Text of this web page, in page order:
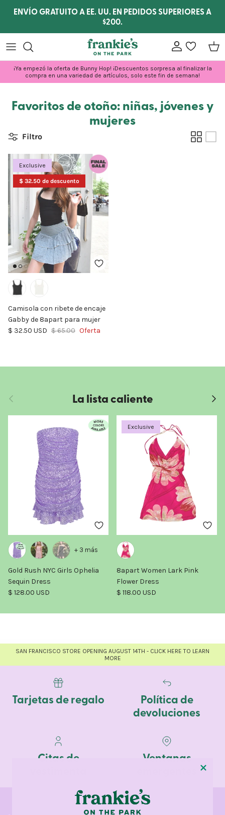
Ir al contenido
ENVÍO GRATUITO A EE. UU. EN PEDIDOS SUPERIORES A
$200.
Cuentalista de
¡Ya empezó la oferta de Bunny Hop! ¡Descuentos sorpresa al finalizar la
compra en una variedad de artículos, solo este fin de semana!
Favoritos de otoño: niñas, jóvenes y
mujeres
Filtro
Exclusive
$ 32.50 de descuento
Camisola con ribete de encaje
Gabby de 8apart para mujer
Precio de venta
$ 32.50 USD Precio normal
$ 65.00 Oferta
Anterior La lista caliente
Gold Rush NYC Girls Ophelia
Sequin Dress
Precio normal
$ 128.00 USD
+ 3 más
Exclusive
8apart Women Lark Pink
Flower Dress
Precio normal
$ 118.00 USD
SAN FRANCISCO STORE OPENING AUGUST 14TH - CLICK HERE TO LEARN
MORE
Tarjetas de regalo
Política de
devoluciones
Citas de
Ventanas